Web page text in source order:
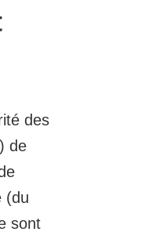
des
de
(du
sont